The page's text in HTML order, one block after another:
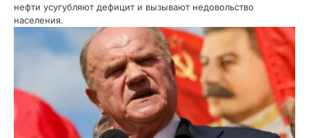
нефти усугубляют дефицит и вызывают недовольство
населения.